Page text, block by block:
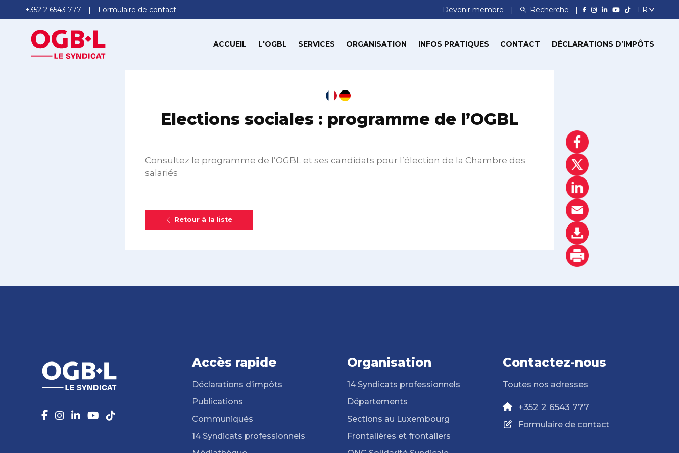
+352 2 6543 777 Formulaire de contact Devenir membre Recherche
ACCUEIL L'OGBL SERVICES ORGANISATION INFOS PRATIQUES CONTACT DÉCLARATIONS D’IMPÔTS
Elections sociales : programme de l’OGBL
Consultez le programme de l’OGBL et ses candidats pour l’élection de la Chambre des
salariés
Retour à la liste
Accès rapide
Déclarations d’impôts
Publications
Communiqués
14 Syndicats professionnels
Organisation
14 Syndicats professionnels
Départements
Sections au Luxembourg
Frontalières et frontaliers
Contactez-nous
Toutes nos adresses
+352 2 6543 777
Formulaire de contact